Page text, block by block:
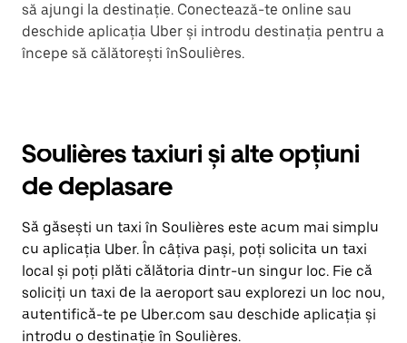
să ajungi la destinație. Conectează-te online sau
deschide aplicația Uber și introdu destinația pentru a
începe să călătorești înSoulières.
Soulières taxiuri și alte opțiuni
de deplasare
Să găsești un taxi în Soulières este acum mai simplu
cu aplicația Uber. În câțiva pași, poți solicita un taxi
local și poți plăti călătoria dintr-un singur loc. Fie că
soliciți un taxi de la aeroport sau explorezi un loc nou,
autentifică-te pe Uber.com sau deschide aplicația și
introdu o destinație în Soulières.